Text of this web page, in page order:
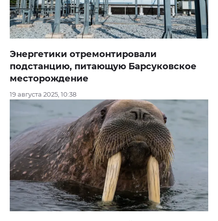
Энергетики отремонтировали
подстанцию, питающую Барсуковское
месторождение
19 августа 2025, 10:38